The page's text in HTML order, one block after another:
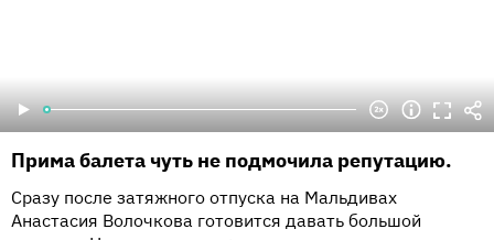
Прима балета чуть не подмочила репутацию.
Сразу после затяжного отпуска на Мальдивах
Анастасия Волочкова готовится давать большой